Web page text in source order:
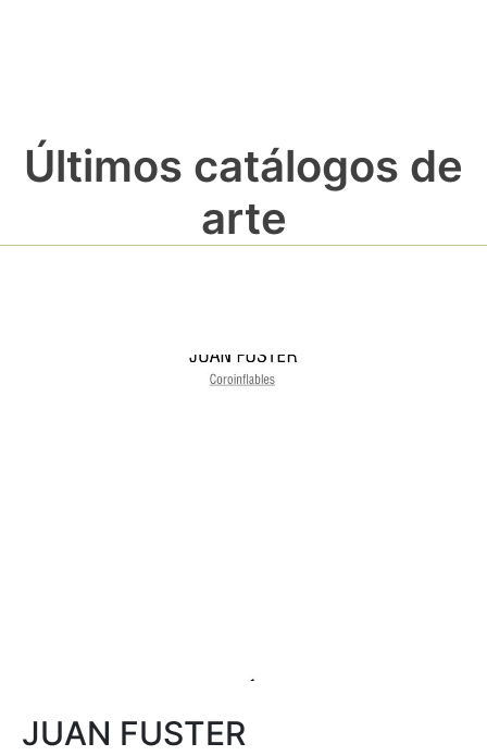
Últimos catálogos de
arte
JUAN FUSTER